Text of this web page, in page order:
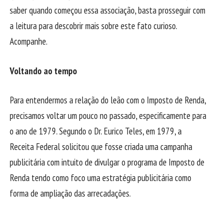
saber quando começou essa associação, basta prosseguir com
a leitura para descobrir mais sobre este fato curioso.
Acompanhe.
Voltando ao tempo
Para entendermos a relação do leão com o Imposto de Renda,
precisamos voltar um pouco no passado, especificamente para
o ano de 1979. Segundo o Dr. Eurico Teles, em 1979, a
Receita Federal solicitou que fosse criada uma campanha
publicitária com intuito de divulgar o programa de Imposto de
Renda tendo como foco uma estratégia publicitária como
forma de ampliação das arrecadações.